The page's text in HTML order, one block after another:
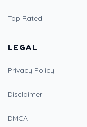
Top Rated
LEGAL
Privacy Policy
Disclaimer
DMCA